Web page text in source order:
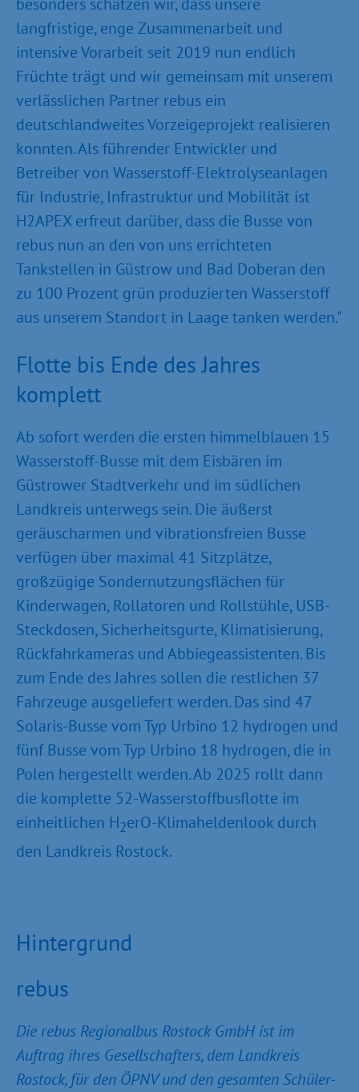
langfristige, enge Zusammenarbeit und
intensive Vorarbeit seit 2019 nun endlich
Früchte trägt und wir gemeinsam mit unserem
verlässlichen Partner rebus ein
deutschlandweites Vorzeigeprojekt realisieren
konnten. Als führender Entwickler und
Betreiber von Wasserstoff-Elektrolyseanlagen
für Industrie, Infrastruktur und Mobilität ist
H2APEX erfreut darüber, dass die Busse von
rebus nun an den von uns errichteten
Tankstellen in Güstrow und Bad Doberan den
zu 100 Prozent grün produzierten Wasserstoff
aus unserem Standort in Laage tanken werden."
Flotte bis Ende des Jahres
komplett
Ab sofort werden die ersten himmelblauen 15
Wasserstoff-Busse mit dem Eisbären im
Güstrower Stadtverkehr und im südlichen
Landkreis unterwegs sein. Die äußerst
geräuscharmen und vibrationsfreien Busse
verfügen über maximal 41 Sitzplätze,
großzügige Sondernutzungsflächen für
Kinderwagen, Rollatoren und Rollstühle, USB-
Steckdosen, Sicherheitsgurte, Klimatisierung,
Rückfahrkameras und Abbiegeassistenten. Bis
zum Ende des Jahres sollen die restlichen 37
Fahrzeuge ausgeliefert werden. Das sind 47
Solaris-Busse vom Typ Urbino 12 hydrogen und
fünf Busse vom Typ Urbino 18 hydrogen, die in
Polen hergestellt werden. Ab 2025 rollt dann
die komplette 52-Wasserstoffbusflotte im
einheitlichen H2erO-Klimaheldenlook durch
den Landkreis Rostock.
Hintergrund
rebus
Die rebus Regionalbus Rostock GmbH ist im
Auftrag ihres Gesellschafters, dem Landkreis
Rostock, für den ÖPNV und den gesamten Schüler-